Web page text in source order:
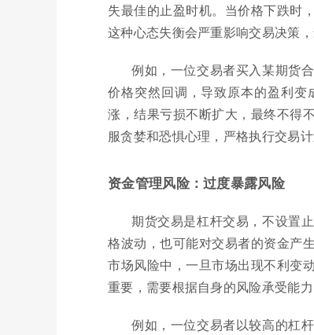
失最佳的止盈时机。当价格下跌时
这种心态失衡会严重影响交易决策，
例如，一位交易者买入某期货
价格突然回调，导致原本的盈利
涨，结果亏损不断扩大，最终不得
服贪婪和恐惧心理，严格执行交易
资金管理风险：过度暴露风险
期货交易是杠杆交易，不设置
格波动，也可能对交易者的资金产
市场风险中，一旦市场出现不利变
重要，需要根据自身的风险承受能
例如，一位交易者以较高的杠